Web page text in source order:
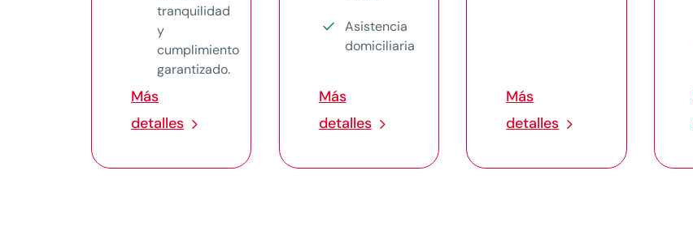
tranquilidad
y
cumplimiento
garantizado.
Más
detalles
Asistencia
domiciliaria
Más
detalles
Más
detalles